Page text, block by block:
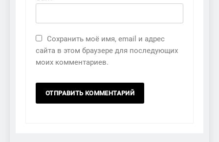
Сохранить моё имя, email и адрес
сайта в этом браузере для последующих
моих комментариев.